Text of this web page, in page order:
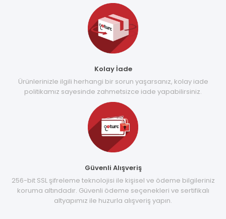
Kolay İade
Ürünlerinizle ilgili herhangi bir sorun yaşarsanız, kolay iade
politikamız sayesinde zahmetsizce iade yapabilirsiniz.
Güvenli Alışveriş
256-bit SSL şifreleme teknolojisi ile kişisel ve ödeme bilgileriniz
koruma altındadır. Güvenli ödeme seçenekleri ve sertifikalı
altyapımız ile huzurla alışveriş yapın.